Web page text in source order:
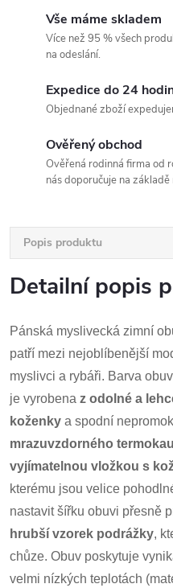
Vše máme skladem
Více než 95 % všech
na odeslání.
Expedice do 24
Objednané zboží
Ověřený obchod
Ověřená rodinná firma od
nás doporučuje na základě
Popis produktu
Detailní popis
Pánská myslivecká zimní
patří mezi nejoblíbenější
myslivci a rybáři. Barva
je vyrobena z odolné a
koženky a spodní
mrazuvzdorného
vyjímatelnou vložkou s
kterému jsou velice
nastavit šířku obuvi přesně
hrubší vzorek podrážky,
chůze. Obuv poskytuje
velmi nízkých teplotách